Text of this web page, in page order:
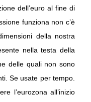
dell’euro al fine di
funziona non c’è
della nostra
nella testa della
delle quali non sono
Se usate per tempo.
l’eurozona all’inizio